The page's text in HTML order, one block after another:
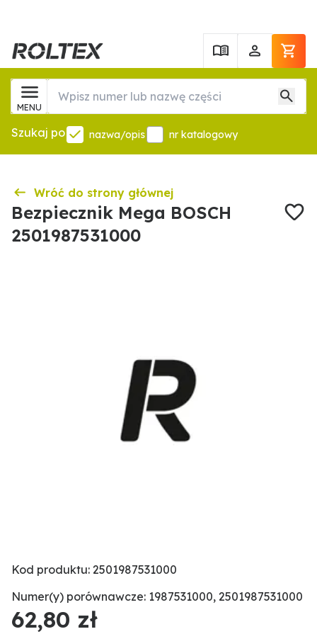
MENU
Szukaj po nazwa/opis nr katalogowy
Wróć do strony głównej
Bezpiecznik Mega BOSCH
2501987531000
Kod produktu: 2501987531000
Numer(y) porównawcze: 1987531000, 2501987531000
62,80 zł